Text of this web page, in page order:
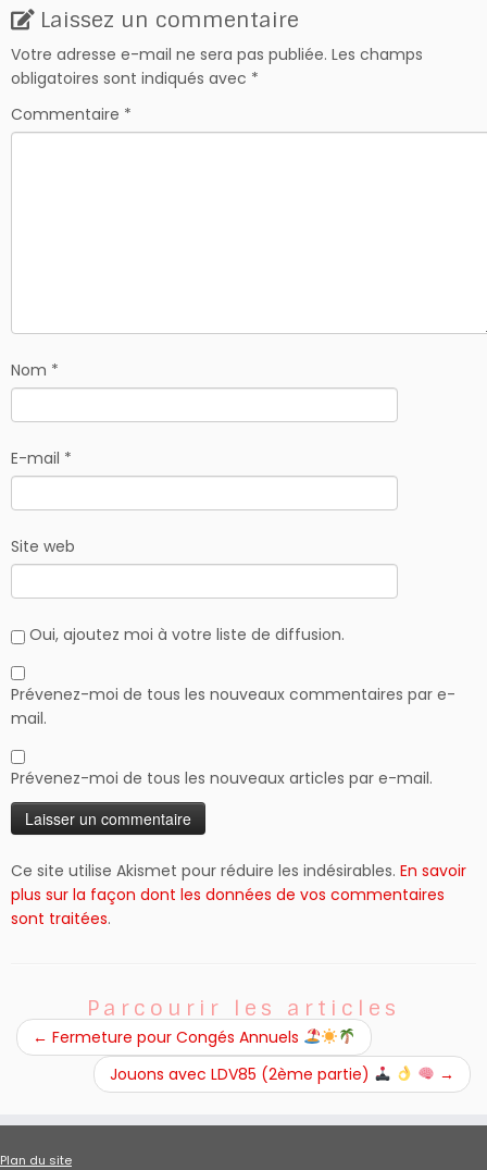
Laissez un commentaire
Votre adresse e-mail ne sera pas publiée. Les champs
obligatoires sont indiqués avec *
Commentaire *
Nom *
E-mail *
Site web
Oui, ajoutez moi à votre liste de diffusion.
Prévenez-moi de tous les nouveaux commentaires par e-
mail.
Prévenez-moi de tous les nouveaux articles par e-mail.
Ce site utilise Akismet pour réduire les indésirables. En savoir
plus sur la façon dont les données de vos commentaires
sont traitées.
Parcourir les articles
← Fermeture pour Congés Annuels
Jouons avec LDV85 (2ème partie)
→
Plan du site